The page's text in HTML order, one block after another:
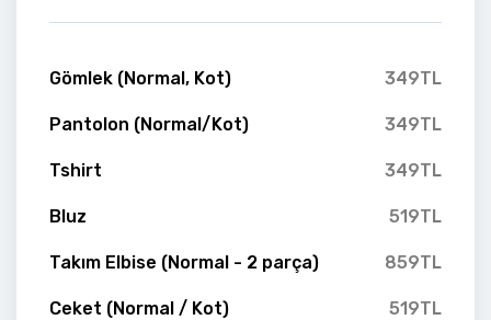
Gömlek (Normal, Kot) 349TL
Pantolon (Normal/Kot) 349TL
Tshirt 349TL
Bluz 519TL
Takım Elbise (Normal - 2 parça) 859TL
Ceket (Normal / Kot) 519TL